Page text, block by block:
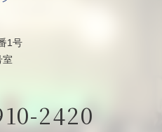
1号
室
2420